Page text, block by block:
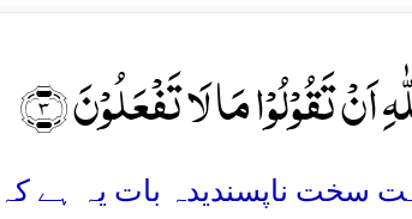
تَقُوۡلُوۡا مَا لَا تَفۡعَلُوۡنَ ﴿۳﴾
بہت سخت ناپسندیدہ بات یہ ہے